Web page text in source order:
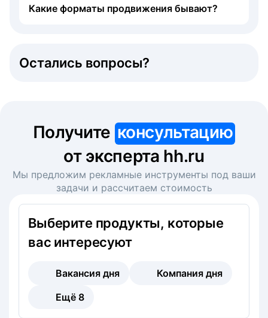
Какие форматы продвижения бывают?
Остались вопросы?
Получите консультацию
от эксперта hh.ru
Мы предложим рекламные инструменты под ваши
задачи и рассчитаем стоимость
Выберите продукты, которые
вас интересуют
Вакансия дня
Компания дня
Ещё 8